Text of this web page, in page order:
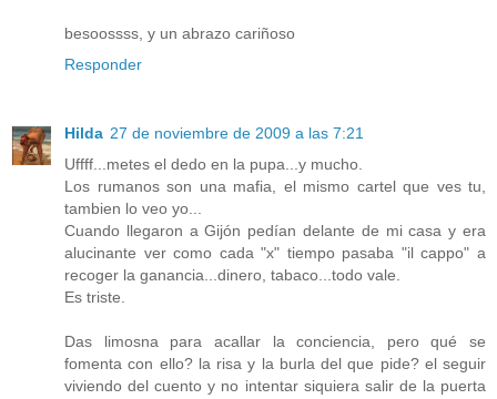
besoossss, y un abrazo cariñoso
Responder
Hilda 27 de noviembre de 2009 a las 7:21
Uffff...metes el dedo en la pupa...y mucho.
Los rumanos son una mafia, el mismo cartel que ves tu,
tambien lo veo yo...
Cuando llegaron a Gijón pedían delante de mi casa y era
alucinante ver como cada "x" tiempo pasaba "il cappo" a
recoger la ganancia...dinero, tabaco...todo vale.
Es triste.
Das limosna para acallar la conciencia, pero qué se
fomenta con ello? la risa y la burla del que pide? el seguir
viviendo del cuento y no intentar siquiera salir de la puerta